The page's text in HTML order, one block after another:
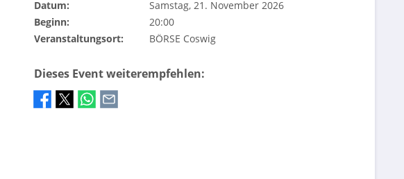
Datum:
Samstag, 21. November 2026
Beginn:
20:00
Veranstaltungsort:
BÖRSE Coswig
Dieses Event weiterempfehlen: